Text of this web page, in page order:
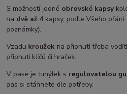
S možností jedné obrovské kapsy
na dvě až 4 kapsy, podle Všeho
poznámky).
Vzadu kroužek na připnutí třeba
připnutí klíčů či hraček.
V pase je tunýlek s regulovatelou
pas si stáhnete dle potřeby.